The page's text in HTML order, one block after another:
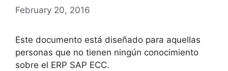
February 20, 2016
Este documento está diseñado para aquellas
personas que no tienen ningún conocimiento
sobre el ERP SAP ECC.